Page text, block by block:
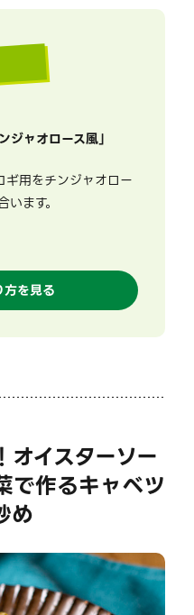
ジャオロース風」
ギ用をチンジャオロー
ます。
方を見る
イスターソー
で作るキャベツ
め